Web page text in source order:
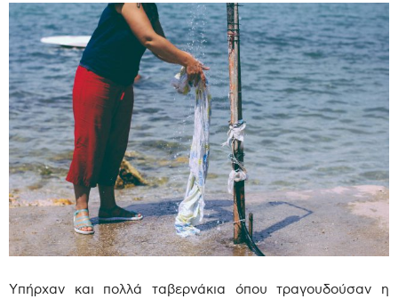
Υπήρχαν και πολλά ταβερνάκια όπου τραγουδούσαν η